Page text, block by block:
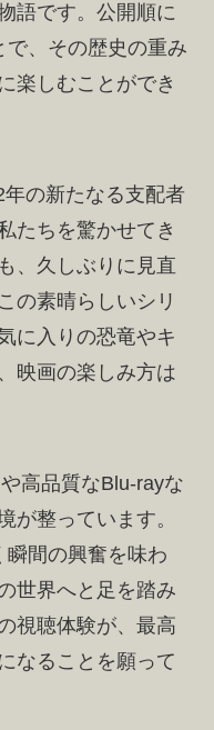
語です。公開順に
、その歴史の重み
楽しむことができ
の新たなる支配者
たちを驚かせてき
、久しぶりに見直
の素晴らしいシリ
に入りの恐竜やキ
映画の楽しみ方は
高品質なBlu-rayな
が整っています。
瞬間の興奮を味わ
世界へと足を踏み
視聴体験が、最高
なることを願って